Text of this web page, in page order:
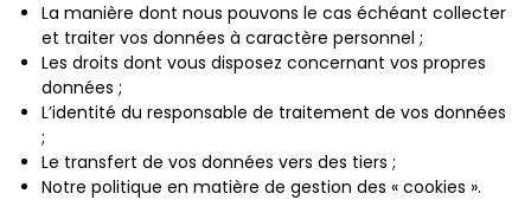
La manière dont nous pouvons le cas échéant collecter
et traiter vos données à caractère personnel ;
Les droits dont vous disposez concernant vos propres
données ;
L’identité du responsable de traitement de vos données
;
Le transfert de vos données vers des tiers ;
Notre politique en matière de gestion des « cookies ».